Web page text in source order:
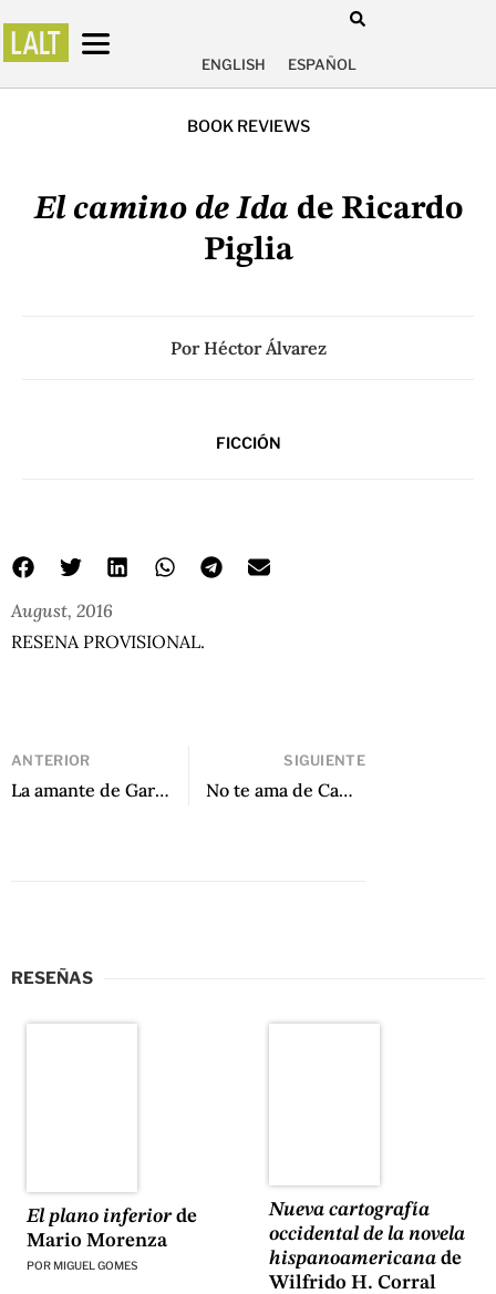
ENGLISH ESPAÑOL
BOOK REVIEWS
El camino de Ida de Ricardo
Piglia
PorHéctor Álvarez
FICCIÓN
August, 2016
RESENA PROVISIONAL.
ANTERIOR
La amante de Gardel de Mayra Santos Febres
SIGUIENTE
No te ama de Camila Gutiérrez
RESEÑAS
El plano inferiorde
Mario Morenza
POR MIGUEL GOMES
Nueva cartografía
occidental de la novela
hispanoamericanade
Wilfrido H. Corral